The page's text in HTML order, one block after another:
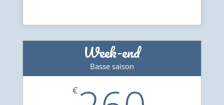
Week-end
Basse saison
€